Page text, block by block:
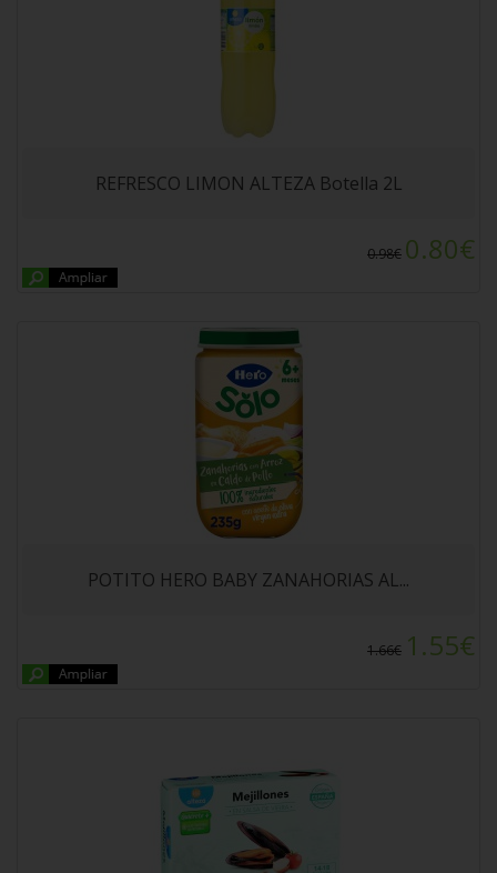
REFRESCO LIMON ALTEZA Botella 2L
0.98€ 0.80€
POTITO HERO BABY ZANAHORIAS AL VAPOR
los 6 meses.
POTITO HERO BABY ZANAHORIAS AL...
1.66€ 1.55€
MEJILLONES SALSA DE VIEIRAS 14/18ud